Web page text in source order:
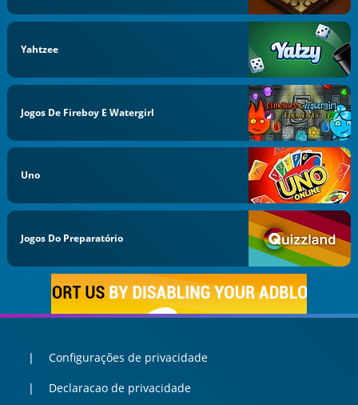
Yahtzee
Jogos De Fireboy E Watergirl
Uno
Jogos Do Preparatório
Configurações de privacidade
Declaracao de privacidade